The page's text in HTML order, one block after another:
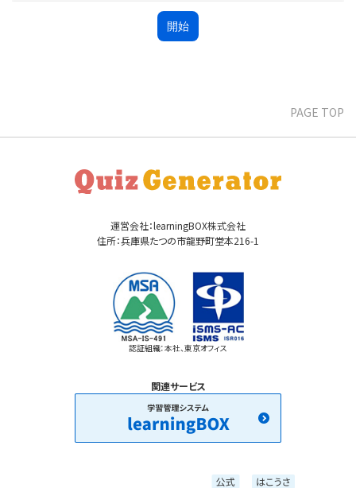
PAGE TOP
運営会社：learningBOX株式会社
住所：兵庫県たつの市龍野町堂本216-1
認証組織：本社、東京オフィス
関連サービス